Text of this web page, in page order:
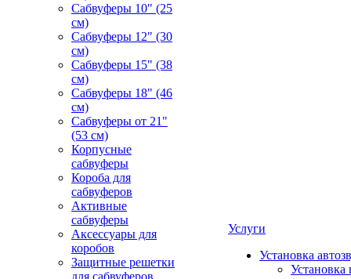
Сабвуферы 10" (25
см)
Сабвуферы 12" (30
см)
Сабвуферы 15" (38
см)
Сабвуферы 18" (46
см)
Сабвуферы от 21"
(53 см)
Корпусные
сабвуферы
Короба для
сабвуферов
Активные
сабвуферы
Аксессуары для
коробов
Защитные решетки
для сабвуферов
Услуги
Установка
Установка